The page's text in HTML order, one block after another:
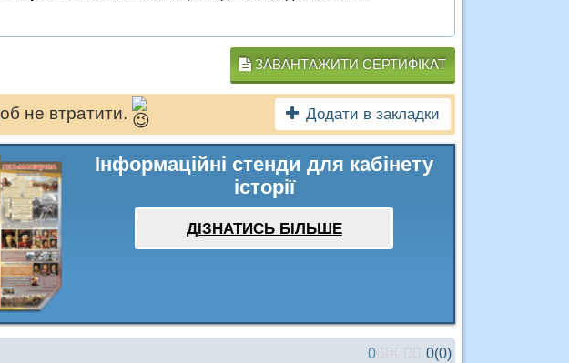
ЗАВАНТАЖИТИ СЕРТИФІКАТ
не втратити. Додати в закладки
Інформаційні стенди для кабінету
історії
ДІЗНАТИСЬ БІЛЬШЕ
0 0(0)